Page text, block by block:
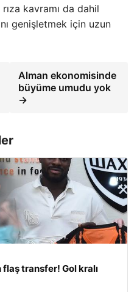
kavramı da dahil
genişletmek için uzun
Alman ekonomisinde
büyüme umudu yok
→
flaş transfer! Gol kralı